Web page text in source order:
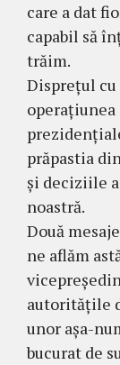
care a dat
capabil să
trăim.
Disprețul cu
prăpastia
și deciziile
noastră.
Două
ne aflăm
autoritățile
unor așa-
bucurat de